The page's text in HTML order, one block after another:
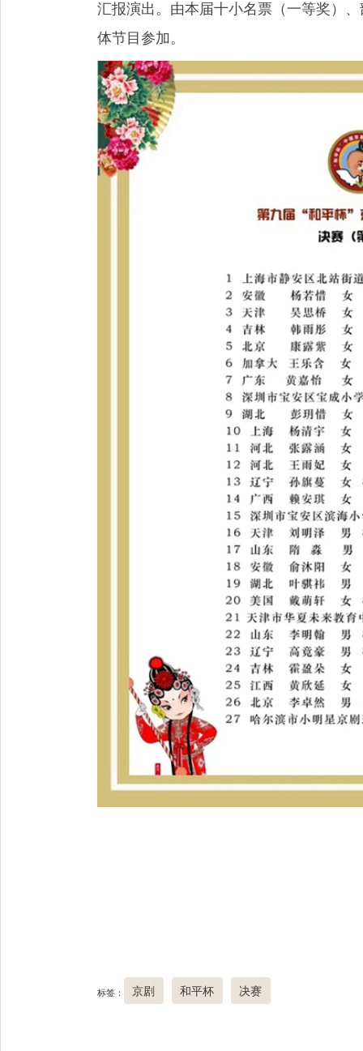
汇报演出。由本届十小名票（一等奖）
体节目参加。
标签： 京剧 和平杯 决赛